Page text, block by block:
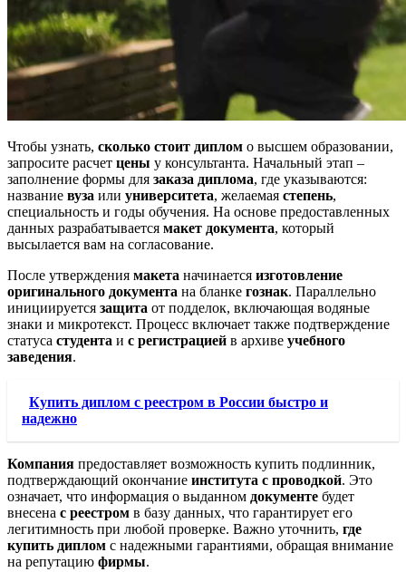
Чтобы узнать, сколько стоит диплом о высшем образовании,
запросите расчет цены у консультанта. Начальный этап –
заполнение формы для заказа диплома, где указываются:
название вуза или университета, желаемая степень,
специальность и годы обучения. На основе предоставленных
данных разрабатывается макет документа, который
высылается вам на согласование.
После утверждения макета начинается изготовление
оригинального документа на бланке гознак. Параллельно
инициируется защита от подделок, включающая водяные
знаки и микротекст. Процесс включает также подтверждение
статуса студента и с регистрацией в архиве учебного
заведения.
Купить диплом с реестром в России быстро и
надежно
Компания предоставляет возможность купить подлинник,
подтверждающий окончание института с проводкой. Это
означает, что информация о выданном документе будет
внесена с реестром в базу данных, что гарантирует его
легитимность при любой проверке. Важно уточнить, где
купить диплом с надежными гарантиями, обращая внимание
на репутацию фирмы.